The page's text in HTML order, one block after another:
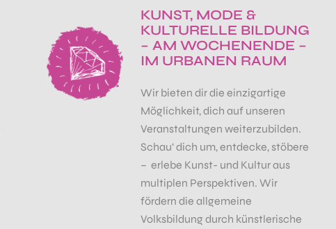
KUNST, MODE &
KULTURELLE BILDUNG
– AM WOCHENENDE –
IM URBANEN RAUM
Wir bieten dir die einzigartige
Möglichkeit, dich auf unseren
Veranstaltungen weiterzubilden.
Schau‘ dich um, entdecke, stöbere
– erlebe Kunst- und Kultur aus
multiplen Perspektiven. Wir
fördern die allgemeine
Volksbildung durch künstlerische